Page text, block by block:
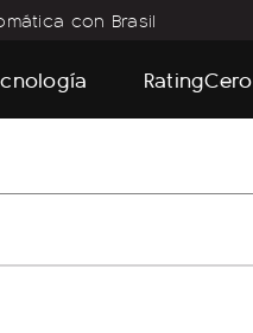
con Brasil
RatingCero